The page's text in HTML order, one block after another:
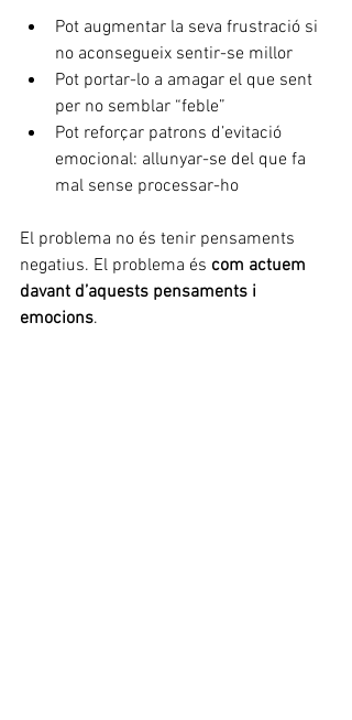
Pot augmentar la seva frustració si
no aconsegueix sentir-se millor
Pot portar-lo a amagar el que sent
per no semblar “feble”
Pot reforçar patrons d’evitació
emocional: allunyar-se del que fa
mal sense processar-ho
El problema no és tenir pensaments
negatius. El problema és com actuem
davant d’aquests pensaments i
emocions.